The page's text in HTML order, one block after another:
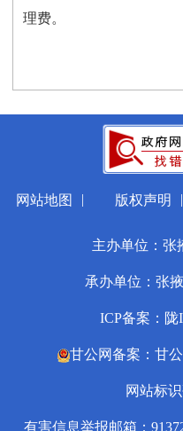
理费。
网站地图 | 版权声明 |
主办单位：张
承办单位：张
ICP备案：陇
甘公网备案：甘
网站标识
有害信息举报邮箱：